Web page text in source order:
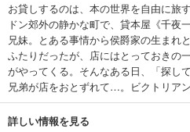
お貸しするのは、本の世界を自由に旅
ドン郊外の静かな町で、貸本屋《千夜
兄妹。とある事情から侯爵家の生まれ
ふたりだったが、店にはとっておきの
がやってくる。そんなある日、「探し
兄弟が店をおとずれて…。ビクトリア
詳しい情報を見る